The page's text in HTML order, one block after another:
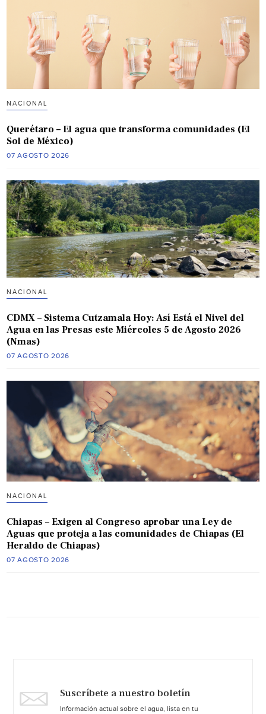
NACIONAL
Querétaro – El agua que transforma comunidades (El
Sol de México)
07 AGOSTO 2026
NACIONAL
CDMX – Sistema Cutzamala Hoy: Así Está el Nivel del
Agua en las Presas este Miércoles 5 de Agosto 2026
(Nmas)
07 AGOSTO 2026
NACIONAL
Chiapas – Exigen al Congreso aprobar una Ley de
Aguas que proteja a las comunidades de Chiapas (El
Heraldo de Chiapas)
07 AGOSTO 2026
Suscríbete a nuestro boletín
Información actual sobre el agua, lista en tu